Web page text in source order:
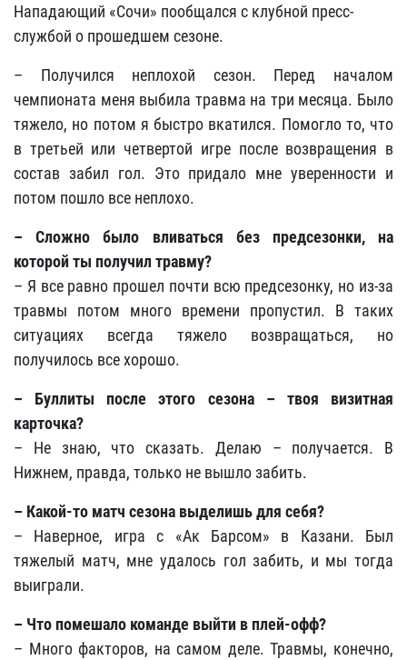
Нападающий «Сочи» пообщался с клубной пресс-
службой о прошедшем сезоне.
– Получился неплохой сезон. Перед началом
чемпионата меня выбила травма на три месяца. Было
тяжело, но потом я быстро вкатился. Помогло то, что
в третьей или четвертой игре после возвращения в
состав забил гол. Это придало мне уверенности и
потом пошло все неплохо.
– Сложно было вливаться без предсезонки, на
которой ты получил травму?
– Я все равно прошел почти всю предсезонку, но из-за
травмы потом много времени пропустил. В таких
ситуациях всегда тяжело возвращаться, но
получилось все хорошо.
– Буллиты после этого сезона – твоя визитная
карточка?
– Не знаю, что сказать. Делаю – получается. В
Нижнем, правда, только не вышло забить.
– Какой-то матч сезона выделишь для себя?
– Наверное, игра с «Ак Барсом» в Казани. Был
тяжелый матч, мне удалось гол забить, и мы тогда
выиграли.
– Что помешало команде выйти в плей-офф?
– Много факторов, на самом деле. Травмы, конечно,